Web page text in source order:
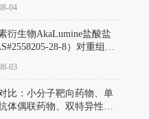
森病的核心病理与行为表
04
衍生物AkaLumine盐酸盐
28-8）对重组萤
）为2.06 μM；其近红外
性赋予优异的组织穿透能
幅增强成像信噪比，从而
体动物模型中极低给药剂
03
比：小分子靶向药物、单
体偶联药物、双特异性抗